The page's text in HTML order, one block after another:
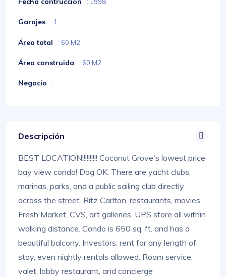
Garajes : 1
Área total : 60 M2
Área construida : 60 M2
Negocio :
Descripción
BEST LOCATION!!!!!!!!!! Coconut Grove's lowest price
bay view condo! Dog OK. There are yacht clubs,
marinas, parks, and a public sailing club directly
across the street. Ritz Carlton, restaurants, movies,
Fresh Market, CVS, art galleries, UPS store all within
walking distance. Condo is 650 sq. ft. and has a
beautiful balcony. Investors: rent for any length of
stay, even nightly rentals allowed. Room service,
valet, lobby restaurant, and concierge